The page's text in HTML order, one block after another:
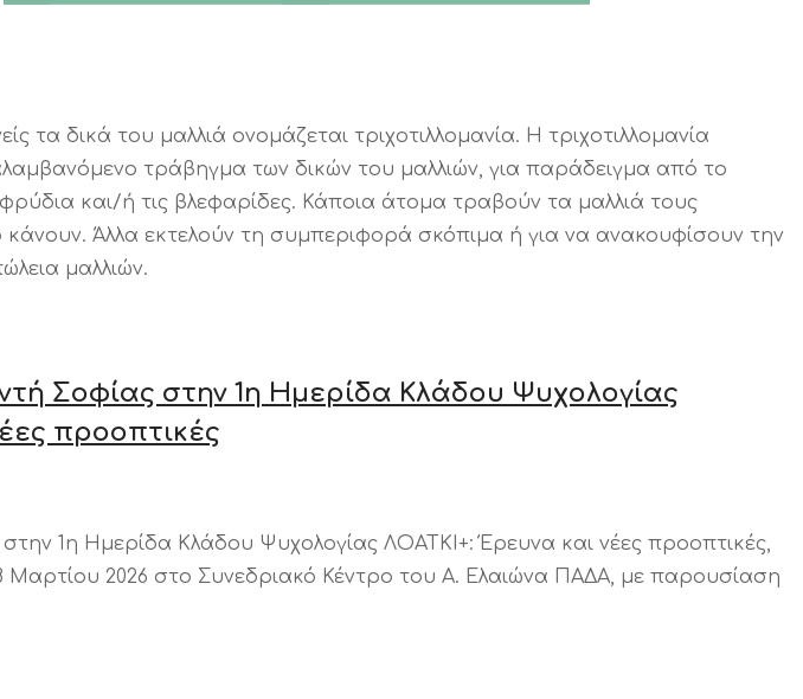
τα δικά του μαλλιά ονομάζεται τριχοτιλλομανία. Η τριχοτιλλομανία
τράβηγμα των δικών του μαλλιών, για παράδειγμα από το
και/ή τις βλεφαρίδες. Κάποια άτομα τραβούν τα μαλλιά τους
Άλλα εκτελούν τη συμπεριφορά σκόπιμα ή για να ανακουφίσουν την
μαλλιών.
Σοφίας στην 1η Ημερίδα Κλάδου Ψυχολογίας
προοπτικές
1η Ημερίδα Κλάδου Ψυχολογίας ΛΟΑΤΚΙ+: Έρευνα και νέες προοπτικές,
Μαρτίου 2026 στο Συνεδριακό Κέντρο του Α. Ελαιώνα ΠΑΔΑ, με παρουσίαση